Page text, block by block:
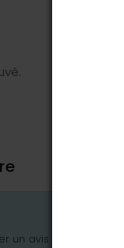
un avis ou poser des